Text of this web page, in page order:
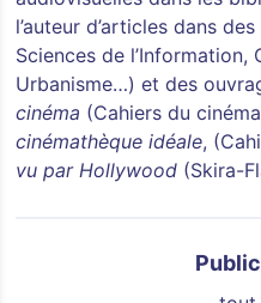
l’auteur d’articles dans
Sciences de l’Information,
Urbanisme…) et des
cinéma (Cahiers du
cinémathèque idéale,
vu par Hollywood (Skira-